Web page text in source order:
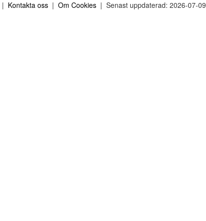
| Kontakta oss | Om Cookies | Senast uppdaterad: 2026-07-09